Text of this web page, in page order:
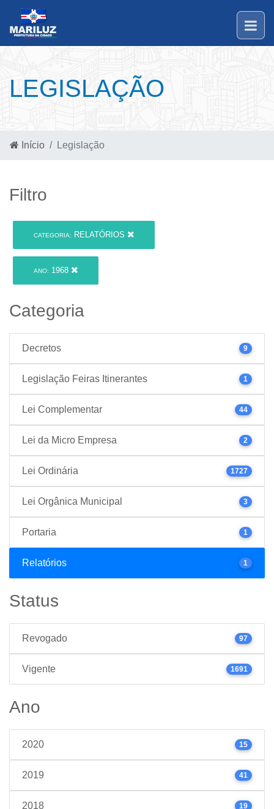
LEGISLAÇÃO
Início Legislação
Filtro
CATEGORIA: RELATÓRIOS
ANO: 1968
Categoria
Decretos 9
Legislação Feiras Itinerantes 1
Lei Complementar 44
Lei da Micro Empresa 2
Lei Ordinária 1727
Lei Orgânica Municipal 3
Portaria 1
Relatórios 1
Status
Revogado 97
Vigente 1691
Ano
2020 15
2019 41
2018 19